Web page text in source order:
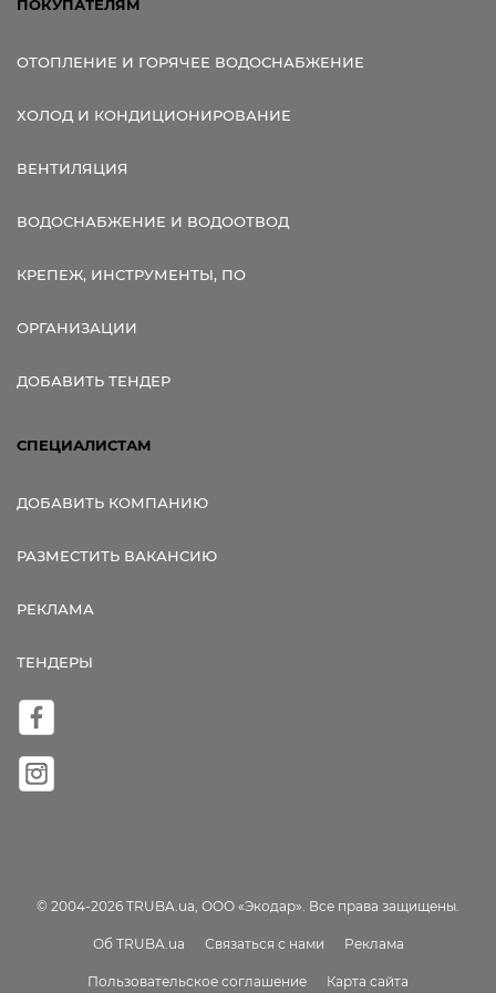
ПОКУПАТЕЛЯМ
ОТОПЛЕНИЕ И ГОРЯЧЕЕ ВОДОСНАБЖЕНИЕ
ХОЛОД И КОНДИЦИОНИРОВАНИЕ
ВЕНТИЛЯЦИЯ
ВОДОСНАБЖЕНИЕ И ВОДООТВОД
КРЕПЕЖ, ИНСТРУМЕНТЫ, ПО
ОРГАНИЗАЦИИ
ДОБАВИТЬ ТЕНДЕР
СПЕЦИАЛИСТАМ
ДОБАВИТЬ КОМПАНИЮ
РАЗМЕСТИТЬ ВАКАНСИЮ
РЕКЛАМА
ТЕНДЕРЫ
© 2004-2026 TRUBA.ua, ООО «Экодар». Все права защищены.
Об TRUBA.ua Связаться с нами Реклама
Пользовательское соглашение Карта сайта